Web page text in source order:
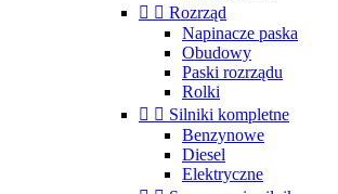
  Rozrząd
Napinacze paska
Obudowy
Paski rozrządu
Rolki
  Silniki kompletne
Benzynowe
Diesel
Elektryczne